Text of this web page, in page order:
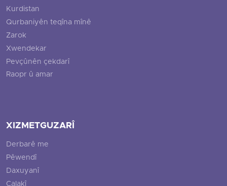
Kurdistan
Qurbaniyên teqîna mînê
Zarok
Xwendekar
Pevçûnên çekdarî
Raopr û amar
XIZMETGUZARÎ
Derbarê me
Pêwendî
Daxuyanî